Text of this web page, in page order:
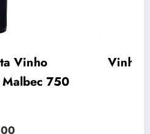
Vinho
750
Vinho